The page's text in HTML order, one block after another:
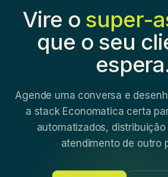
Vire o super-
que o seu
Agende uma conversa e
a stack Economatica certa
automatizados,
atendimento de outro